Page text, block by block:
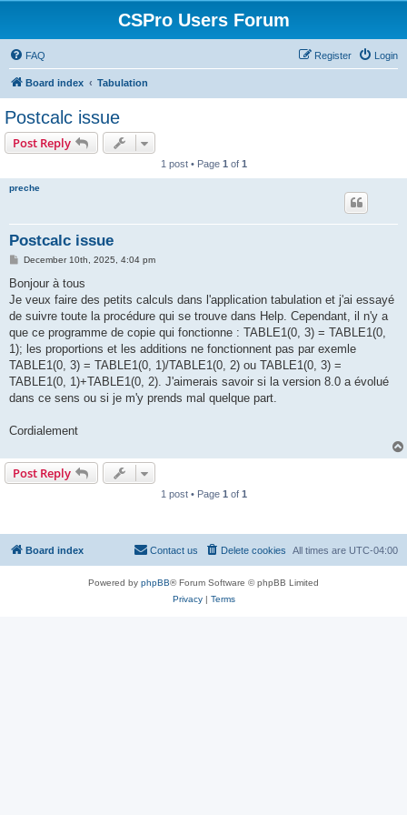
CSPro Users Forum
FAQ Login
Register
Board index Tabulation
Postcalc issue
Post Reply
1 post • Page 1 of 1
preche
Postcalc issue
P
s
December 10th, 2025, 4:04 pm
Bonjour à tous
Je veux faire des petits calculs dans l'application tabulation et j'ai essayé
de suivre toute la procédure qui se trouve dans Help. Cependant, il n'y a
que ce programme de copie qui fonctionne : TABLE1(0, 3) = TABLE1(0,
1); les proportions et les additions ne fonctionnent pas par exemle
TABLE1(0, 3) = TABLE1(0, 1)/TABLE1(0, 2) ou TABLE1(0, 3) =
TABLE1(0, 1)+TABLE1(0, 2). J'aimerais savoir si la version 8.0 a évolué
dans ce sens ou si je m'y prends mal quelque part.
Cordialement
Post Reply
1 post • Page 1 of 1
Board index All times are UTC-04:00
Delete cookies
Contact us
Powered by phpBB® Forum Software © phpBB Limited
Privacy| Terms